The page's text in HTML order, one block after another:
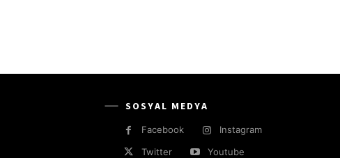
SOSYAL MEDYA
Facebook
Instagram
Twitter
Youtube